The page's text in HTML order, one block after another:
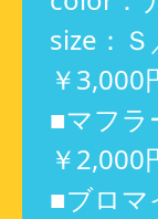
size：Ｓ
￥3,000
■マフラ
￥2,000
■ブロマ